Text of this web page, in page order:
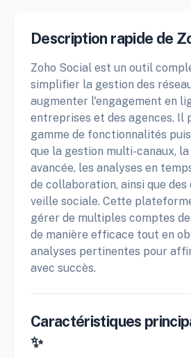
Description rapide de
Zoho Social est un outil
simplifier la gestion des
augmenter l'engagement en
entreprises et des agences. Il
gamme de fonctionnalités
que la gestion multi-canaux,
avancée, les analyses en
de collaboration, ainsi que des
veille sociale. Cette
gérer de multiples comptes
de manière efficace tout en
analyses pertinentes pour
avec succès.
Caractéristiques
✨